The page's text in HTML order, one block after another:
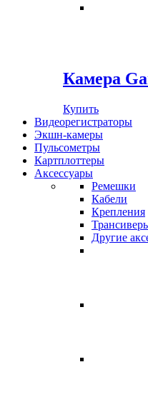
Камера
Купить
Видеорегистраторы
Экшн-камеры
Пульсометры
Картплоттеры
Аксессуары
Ремешки
Кабели
Крепления
Другие